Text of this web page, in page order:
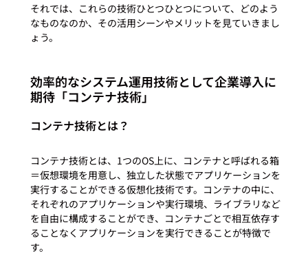
それでは、これらの技術ひとつひとつについて、どのよう
なものなのか、その活用シーンやメリットを見ていきまし
効率的なシステム運用技術として企業導入に
期待「コンテナ技術」
コンテナ技術とは？
コンテナ技術とは、1つのOS上に、コンテナと呼ばれる箱
＝仮想環境を用意し、独立した状態でアプリケーションを
実行することができる仮想化技術です。コンテナの中に、
それぞれのアプリケーションや実行環境、ライブラリなど
を自由に構成することができ、コンテナごとで相互依存す
ることなくアプリケーションを実行できることが特徴で
す。